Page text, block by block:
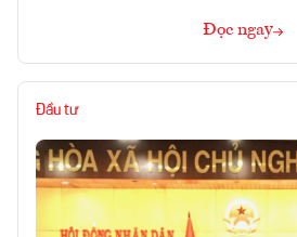
Đọc ngay
Đầu tư